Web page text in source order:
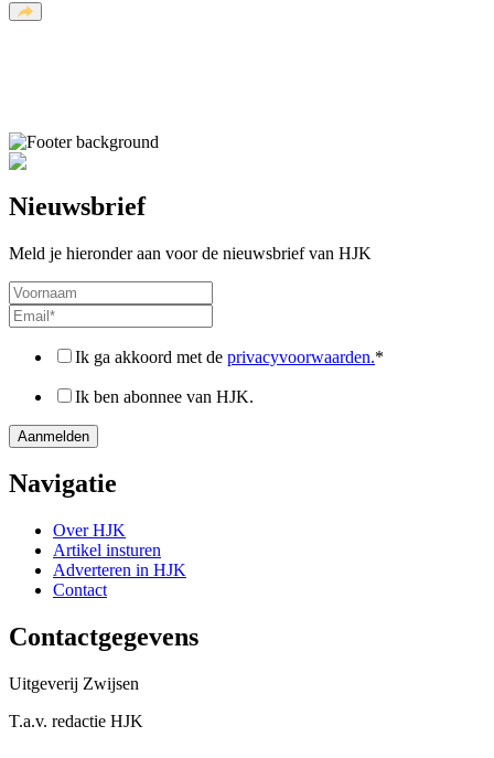
Nieuwsbrief
Meld je hieronder aan voor de nieuwsbrief van HJK
Ik ga akkoord met de privacyvoorwaarden.*
Ik ben abonnee van HJK.
Navigatie
Over HJK
Artikel insturen
Adverteren in HJK
Contact
Contactgegevens
Uitgeverij Zwijsen
T.a.v. redactie HJK